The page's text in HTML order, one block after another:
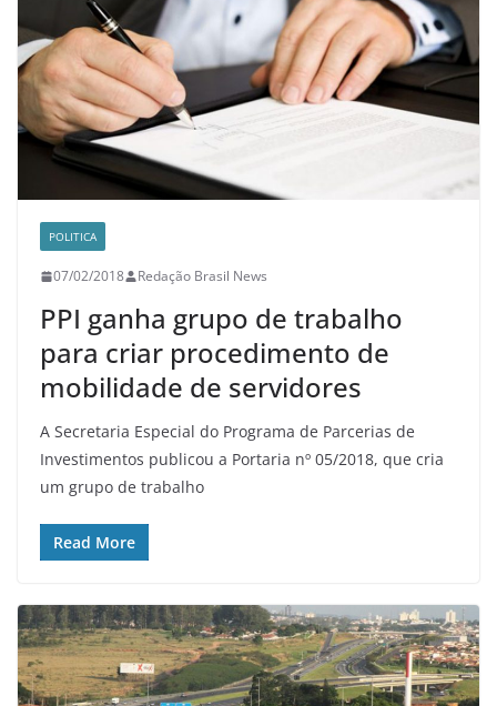
POLITICA
07/02/2018 Redação Brasil News
PPI ganha grupo de trabalho
para criar procedimento de
mobilidade de servidores
A Secretaria Especial do Programa de Parcerias de
Investimentos publicou a Portaria nº 05/2018, que cria
um grupo de trabalho
Read More